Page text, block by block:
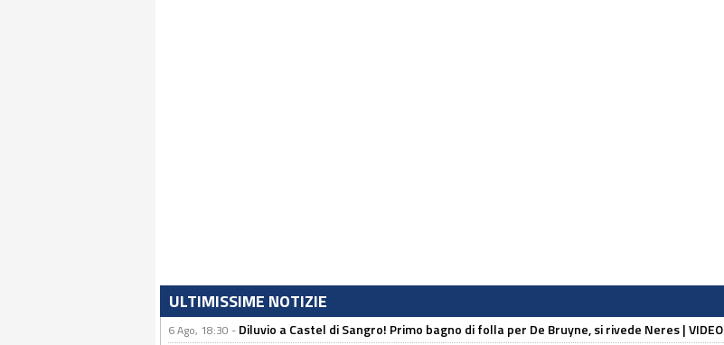
ULTIMISSIME NOTIZIE
6 Ago, 18:30 - Diluvio a Castel di Sangro! Primo bagno di folla per De Bruyne, si rivede Neres | VIDEO